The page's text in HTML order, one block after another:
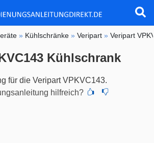
» Kühlschränke »Veripart »Veripart
Kühlschrank
für die Veripart VPKVC143.
hilfreich?